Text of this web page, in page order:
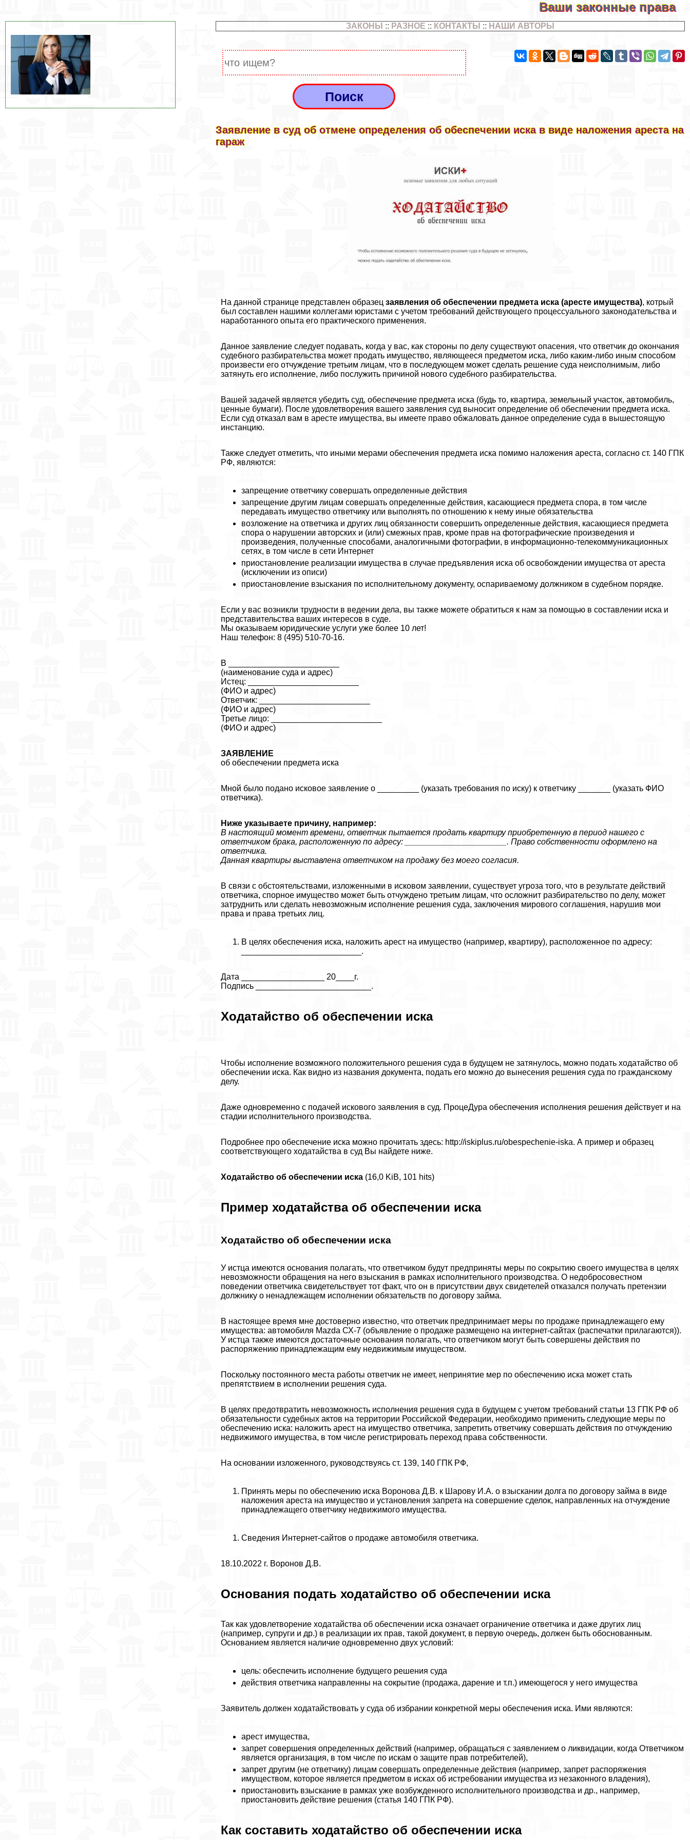
Ваши законные права
ЗАКОНЫ :: РАЗНОЕ :: КОНТАКТЫ :: НАШИ АВТОРЫ
Заявление в суд об отмене определения об обеспечении иска в виде наложения ареста на
гараж
На данной странице представлен образецзаявления об обеспечении предмета иска (аресте имущества), котрый
был составлен нашими коллегами юристами с учетом требований действующего процессуального законодательства и
наработанного опыта его пpaктического применения.
Данное заявление следует подавать, когда у вас, как стороны по делу существуют опасения, что ответчик до окончания
судебного разбирательства может продать имущество, являющееся предметом иска, либо каким-либо иным способом
произвести его отчуждение третьим лицам, что в последующем может сделать решение суда неисполнимым, либо
затянуть его исполнение, либо послужить причиной нового судебного разбирательства.
Вашей задачей является убедить суд, обеспечение предмета иска (будь то, квартира, земельный участок, автомобиль,
ценные бумаги). После удовлетворения вашего заявления суд выносит определение об обеспечении предмета иска.
Если суд отказал вам в аресте имущества, вы имеете право обжаловать данное определение суда в вышестоящую
инстанцию.
Также следует отметить, что иными мерами обеспечения предмета иска помимо наложения ареста, согласно ст. 140 ГПК
РФ, являются:
запрещение ответчику совершать определенные действия
запрещение другим лицам совершать определенные действия, касающиеся предмета спора, в том числе
передавать имущество ответчику или выполнять по отношению к нему иные обязательства
возложение на ответчика и других лиц обязанности совершить определенные действия, касающиеся предмета
спора о нарушении авторских и (или) смежных прав, кроме прав на фотографические произведения и
произведения, полученные способами, аналогичными фотографии, в информационно-телекоммуникационных
сетях, в том числе в сети Интернет
приостановление реализации имущества в случае предъявления иска об освобождении имущества от ареста
(исключении из описи)
приостановление взыскания по исполнительному документу, оспариваемому должником в судебном порядке.
Если у вас возникли трудности в ведении дела, вы также можете обратиться к нам за помощью в составлении иска и
представительства ваших интересов в суде.
Мы оказываем юридические услуги уже более 10 лет!
Наш телефон: 8 (495) 510-70-16.
В ________________________
(наименование суда и адрес)
Истец: ________________________
(ФИО и адрес)
Ответчик: ________________________
(ФИО и адрес)
Третье лицо: ________________________
(ФИО и адрес)
ЗАЯВЛЕНИЕ
об обеспечении предмета иска
Мной было подано исковое заявление о _________ (указать требования по иску) к ответчику _______ (указать ФИО
ответчика).
Ниже указываете причину, например:
В настоящий момент времени, ответчик пытается продать квартиру приобретенную в период нашего с
ответчиком бpaка, расположенную по адресу: ______________________. Право собственности оформлено на
ответчика.
Данная квартиры выставлена ответчиком на продажу без моего согласия.
В связи с обстоятельствами, изложенными в исковом заявлении, существует угроза того, что в результате действий
ответчика, спopное имущество может быть отчуждено третьим лицам, что осложнит разбирательство по делу, может
затруднить или сделать невозможным исполнение решения суда, заключения мирового соглашения, нарушив мои
права и права третьих лиц.
В целях обеспечения иска, наложить арест на имущество (например, квартиру), расположенное по адресу:
__________________________.
Дата __________________ 20____г.
Подпись _________________________.
Ходатайство об обеспечении иска
Чтобы исполнение возможного положительного решения суда в будущем не затянулось, можно подать ходатайство об
обеспечении иска. Как видно из названия документа, подать его можно до вынесения решения суда по гражданскому
делу.
Даже одновременно с подачей искового заявления в суд. ПроцеДypa обеспечения исполнения решения действует и на
стадии исполнительного производства.
Подробнее про обеспечение иска можно прочитать здесь: http://iskiplus.ru/obespechenie-iska. А пример и образец
соответствующего ходатайства в суд Вы найдете ниже.
Ходатайство об обеспечении иска (16,0 KiB, 101 hits)
Пример ходатайства об обеспечении иска
Ходатайство об обеспечении иска
У истца имеются основания полагать, что ответчиком будут предприняты меры по сокрытию своего имущества в целях
невозможности обращения на него взыскания в рамках исполнительного производства. О недобросовестном
поведении ответчика свидетельствует тот факт, что он в присутствии двух свидетелей отказался получать претензии
должнику о ненадлежащем исполнении обязательств по договору займа.
В настоящее время мне достоверно известно, что ответчик предпринимает меры по продаже принадлежащего ему
имущества: автомобиля Mazda СХ-7 (объявление о продаже размещено на интернет-сайтах (распечатки прилагаются)).
У истца также имеются достаточные основания полагать, что ответчиком могут быть совершены действия по
распоряжению принадлежащим ему недвижимым имуществом.
Поскольку постоянного места работы ответчик не имеет, непринятие мер по обеспечению иска может стать
препятствием в исполнении решения суда.
В целях предотвратить невозможность исполнения решения суда в будущем с учетом требований статьи 13 ГПК РФ об
обязательности судебных актов на территории Российской Федерации, необходимо применить следующие меры по
обеспечению иска: наложить арест на имущество ответчика, запретить ответчику совершать действия по отчуждению
недвижимого имущества, в том числе регистрировать переход права собственности.
На основании изложенного, руководствуясь ст. 139, 140 ГПК РФ,
Принять меры по обеспечению иска Воронова Д.В. к Шарову И.А. о взыскании долга по договору займа в виде
наложения ареста на имущество и установления запрета на совершение сделок, направленных на отчуждение
принадлежащего ответчику недвижимого имущества.
Сведения Интернет-сайтов о продаже автомобиля ответчика.
18.10.2022 г. Воронов Д.В.
Основания подать ходатайство об обеспечении иска
Так как удовлетворение ходатайства об обеспечении иска означает ограничение ответчика и даже других лиц
(например, супруги и др.) в реализации их прав, такой документ, в первую очередь, должен быть обоснованным.
Основанием является наличие одновременно двух условий:
цель: обеспечить исполнение будущего решения суда
действия ответчика направленны на сокрытие (продажа, дарение и т.п.) имеющегося у него имущества
Заявитель должен ходатайствовать у суда об избрании конкретной меры обеспечения иска. Ими являются:
арест имущества,
запрет совершения определенных действий (например, обращаться с заявлением о ликвидации, когда Ответчиком
является организация, в том числе по искам о защите прав потребителей),
запрет другим (не ответчику) лицам совершать определенные действия (например, запрет распоряжения
имуществом, которое является предметом в исках об истребовании имущества из незаконного владения),
приостановить взыскание в рамках уже возбужденного исполнительного производства и др., например,
приостановить действие решения (статья 140 ГПК РФ).
Как составить ходатайство об обеспечении иска